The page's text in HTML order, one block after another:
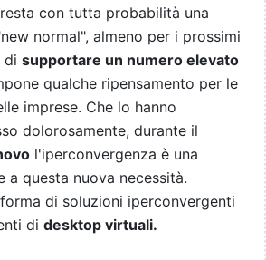
con tutta probabilità una
normal", almeno per i prossimi
di supportare un numero elevato
qualche ripensamento per le
imprese. Che lo hanno
dolorosamente, durante il
l'iperconvergenza è una
a questa nuova necessità.
di soluzioni iperconvergenti
di desktop virtuali.